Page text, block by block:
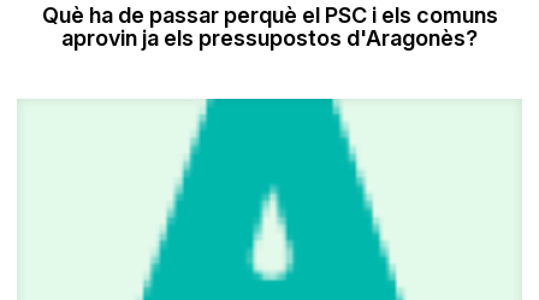
Què ha de passar perquè el PSC i els comuns
aprovin ja els pressupostos d'Aragonès?